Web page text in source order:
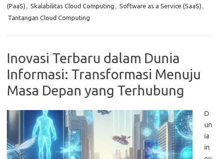
(PaaS) , Skalabilitas Cloud Computing , Software as a Service (SaaS) ,
Tantangan Cloud Computing
Inovasi Terbaru dalam Dunia
Informasi: Transformasi Menuju
Masa Depan yang Terhubung
D
un
ia
in